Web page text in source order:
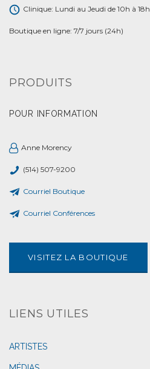
Clinique: Lundi au Jeudi de 10h à 18h
Boutique en ligne: 7/7 jours (24h)
PRODUITS
POUR INFORMATION
Anne Morency
(514) 507-9200
Courriel Boutique
Courriel Conférences
VISITEZ LA BOUTIQUE
LIENS UTILES
ARTISTES